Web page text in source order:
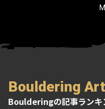
Bouldering
Boulderingの記事ランキ